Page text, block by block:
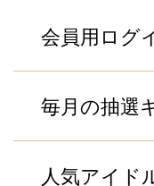
会員用ログ
護機能を会員用
ています。
毎月の抽選
実施している抽
人気アイド